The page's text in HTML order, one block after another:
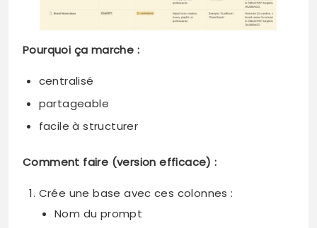
Pourquoi ça marche :
centralisé
partageable
facile à structurer
Comment faire (version efficace) :
Crée une base avec ces colonnes :
Nom du prompt